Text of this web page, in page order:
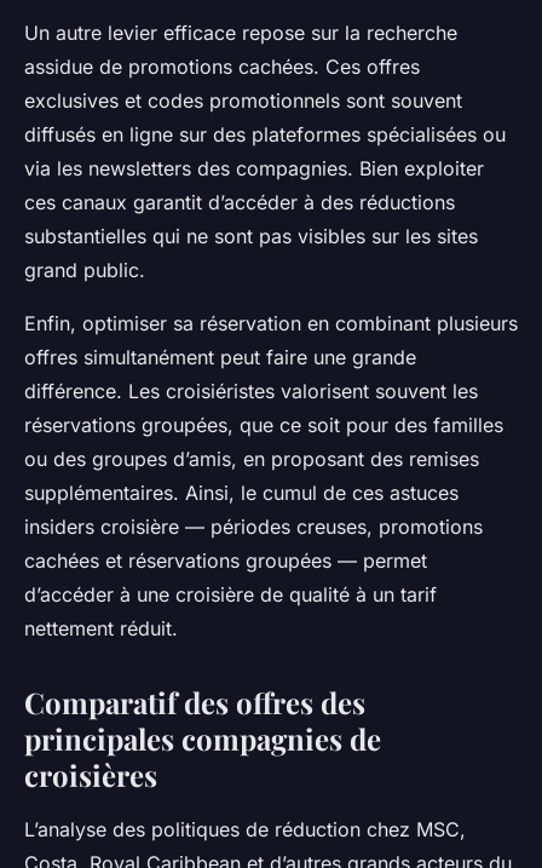
Un autre levier efficace repose sur la recherche
assidue de promotions cachées. Ces offres
exclusives et codes promotionnels sont souvent
diffusés en ligne sur des plateformes spécialisées ou
via les newsletters des compagnies. Bien exploiter
ces canaux garantit d’accéder à des réductions
substantielles qui ne sont pas visibles sur les sites
grand public.
Enfin, optimiser sa réservation en combinant plusieurs
offres simultanément peut faire une grande
différence. Les croisiéristes valorisent souvent les
réservations groupées, que ce soit pour des familles
ou des groupes d’amis, en proposant des remises
supplémentaires. Ainsi, le cumul de ces astuces
insiders croisière — périodes creuses, promotions
cachées et réservations groupées — permet
d’accéder à une croisière de qualité à un tarif
nettement réduit.
Comparatif des offres des
principales compagnies de
croisières
L’analyse des politiques de réduction chez MSC,
Costa, Royal Caribbean et d’autres grands acteurs du